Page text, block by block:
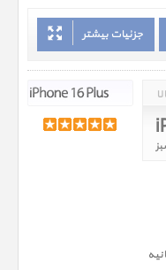
جزئیات بیشتر